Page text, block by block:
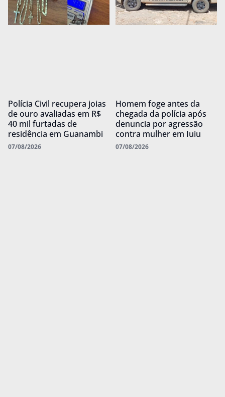
Polícia Civil recupera joias
de ouro avaliadas em R$
40 mil furtadas de
residência em Guanambi
07/08/2026
Homem foge antes da
chegada da polícia após
denuncia por agressão
contra mulher em Iuiu
07/08/2026